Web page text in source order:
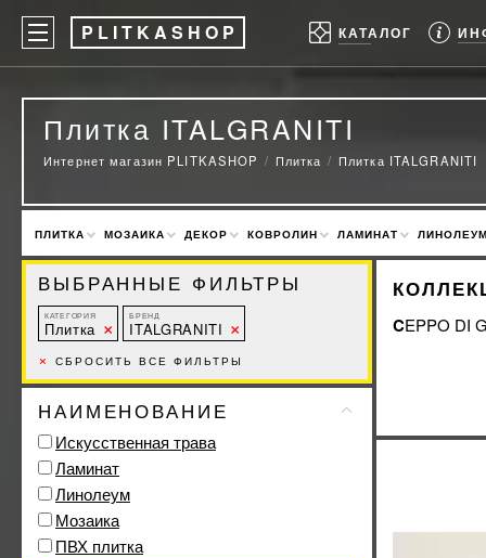
P LITKASHOP КАТАЛОГ
Плитка ITALGRANITI
Интернет магазин PLITKASHOP Плитка Плитка ITALGRANITI
ПЛИТКА МОЗАИКА ДЕКОР КОВРОЛИН ЛАМИНАТ ЛИНОЛЕУМ
CEPPO DI
ВЫБРАННЫЕ ФИЛЬТРЫ
КАТЕГОРИЯ
Плитка
БРЕНД
ITALGRANITI
× СБРОСИТЬ ВСЕ ФИЛЬТРЫ
НАИМЕНОВАНИЕ
Искусственная трава
Ламинат
Линолеум
Мозаика
ПВХ плитка